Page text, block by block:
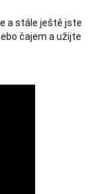
a stále ještě jste
čajem a užijte